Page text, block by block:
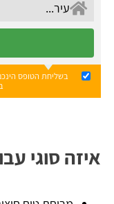
בשליחת הטופס
איזה סוגי